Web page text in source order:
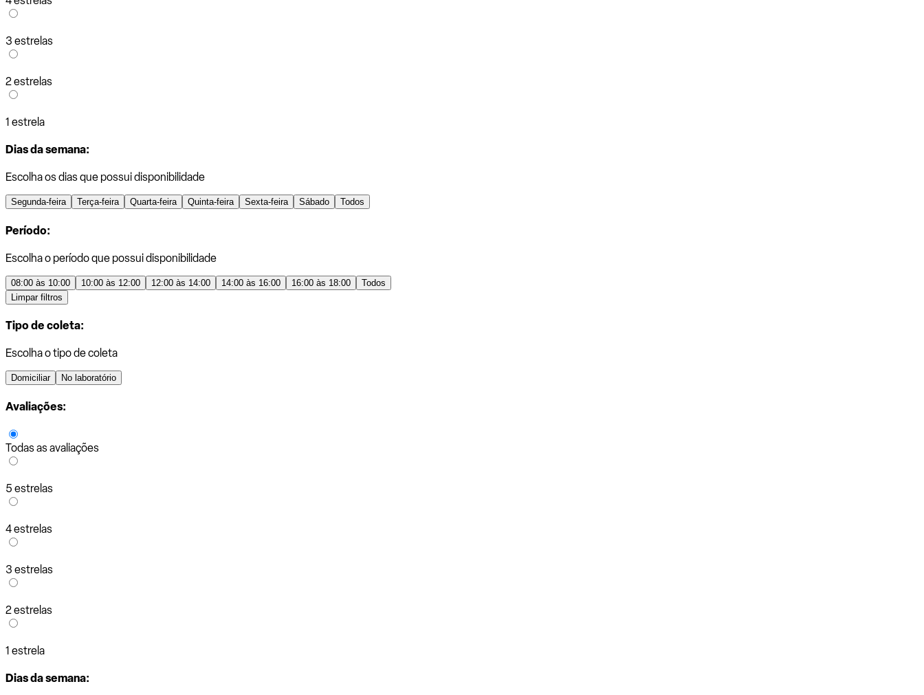
3 estrelas
2 estrelas
1 estrela
Dias da semana:
Escolha os dias que possui disponibilidade
Segunda-feira Terça-feira Quarta-feira Quinta-feira Sexta-feira Sábado Todos
Período:
Escolha o período que possui disponibilidade
08:00 às 10:00 10:00 às 12:00 12:00 às 14:00 14:00 às 16:00 16:00 às 18:00
Todos
Limpar filtros
Tipo de coleta:
Escolha o tipo de coleta
Domiciliar No laboratório
Avaliações:
Todas as avaliações
5 estrelas
4 estrelas
3 estrelas
2 estrelas
1 estrela
Dias da semana: